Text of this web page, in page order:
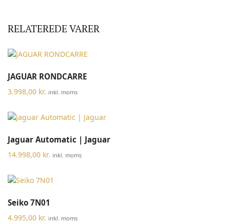
RELATEREDE VARER
JAGUAR RONDCARRE
3.998,00 kr. inkl. moms
Jaguar Automatic | Jaguar
14.998,00 kr. inkl. moms
Seiko 7N01
4.995,00 kr. inkl. moms